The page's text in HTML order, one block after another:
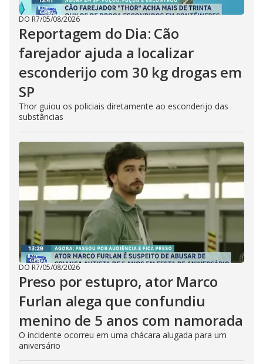
DO R7/05/08/2026
Reportagem do Dia: Cão
farejador ajuda a localizar
esconderijo com 30 kg drogas em
SP
Thor guiou os policiais diretamente ao esconderijo das
substâncias
DO R7/05/08/2026
Preso por estupro, ator Marco
Furlan alega que confundiu
menino de 5 anos com namorada
O incidente ocorreu em uma chácara alugada para um
aniversário